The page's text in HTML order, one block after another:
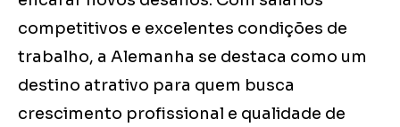
competitivos e excelentes condições de
trabalho, a Alemanha se destaca como um
destino atrativo para quem busca
crescimento profissional e qualidade de